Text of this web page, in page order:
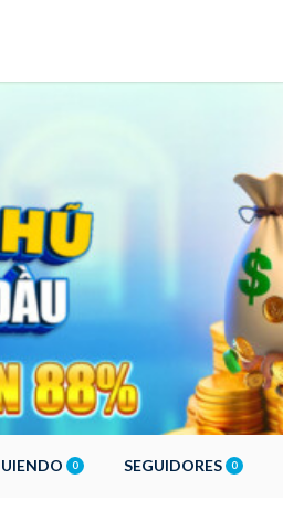
0 SEGUIDORES 0